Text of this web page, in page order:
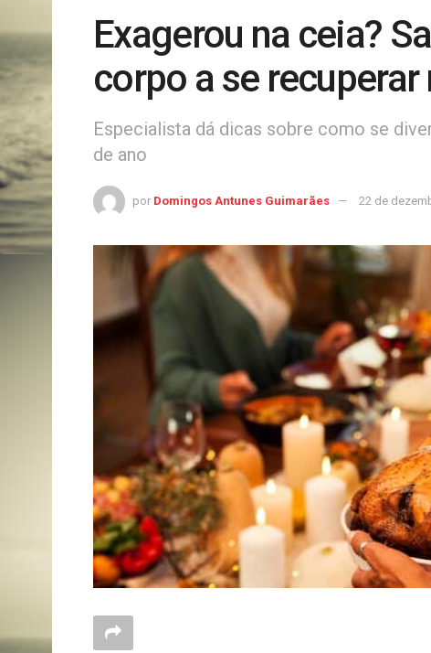
Exagerou na ceia?
corpo a se
Especialista dá dicas sobre como se
de ano
por Domingos Antunes Guimarães 22 de